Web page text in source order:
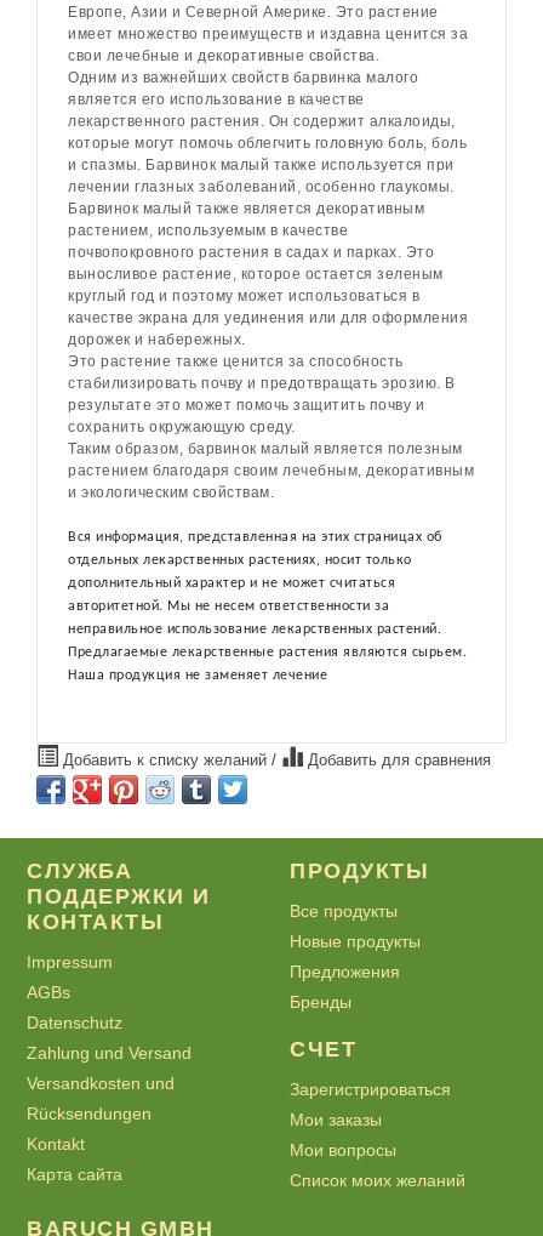
Европе, Азии и Северной Америке. Это растение
имеет множество преимуществ и издавна ценится за
свои лечебные и декоративные свойства.
Одним из важнейших свойств барвинка малого
является его использование в качестве
лекарственного растения. Он содержит алкалоиды,
которые могут помочь облегчить головную боль, боль
и спазмы. Барвинок малый также используется при
лечении глазных заболеваний, особенно глаукомы.
Барвинок малый также является декоративным
растением, используемым в качестве
почвопокровного растения в садах и парках. Это
выносливое растение, которое остается зеленым
круглый год и поэтому может использоваться в
качестве экрана для уединения или для оформления
дорожек и набережных.
Это растение также ценится за способность
стабилизировать почву и предотвращать эрозию. В
результате это может помочь защитить почву и
сохранить окружающую среду.
Таким образом, барвинок малый является полезным
растением благодаря своим лечебным, декоративным
и экологическим свойствам.
Вся информация, представленная на этих страницах об
отдельных лекарственных растениях, носит только
дополнительный характер и не может считаться
авторитетной. Мы не несем ответственности за
неправильное использование лекарственных растений.
Предлагаемые лекарственные растения являются сырьем.
Наша продукция не заменяет лечение
Добавить к списку желаний / Добавить для сравнения
СЛУЖБА
ПОДДЕРЖКИ И
КОНТАКТЫ
Impressum
AGBs
Datenschutz
Zahlung und Versand
Versandkosten und
Rücksendungen
Kontakt
Карта сайта
ПРОДУКТЫ
Все продукты
Новые продукты
Предложения
Бренды
СЧЕТ
Зарегистрироваться
Мои заказы
Мои вопросы
Список моих желаний
BARUCH GMBH